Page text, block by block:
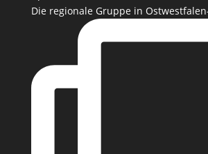
Die regionale Gruppe in